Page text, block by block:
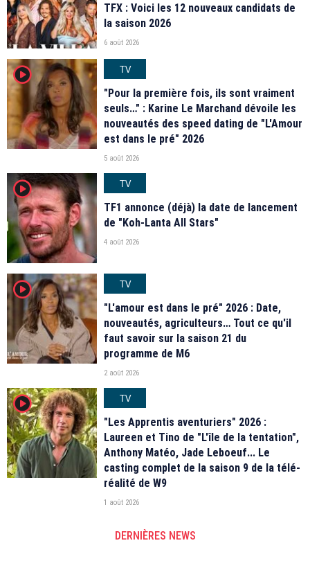
TFX : Voici les 12 nouveaux candidats de
la saison 2026
6 août 2026
player2
TV
"Pour la première fois, ils sont vraiment
seuls…" : Karine Le Marchand dévoile les
nouveautés des speed dating de "L'Amour
est dans le pré" 2026
5 août 2026
player2
TV
TF1 annonce (déjà) la date de lancement
de "Koh-Lanta All Stars"
4 août 2026
player2
TV
"L'amour est dans le pré" 2026 : Date,
nouveautés, agriculteurs… Tout ce qu'il
faut savoir sur la saison 21 du
programme de M6
2 août 2026
player2
TV
"Les Apprentis aventuriers" 2026 :
Laureen et Tino de "L'île de la tentation",
Anthony Matéo, Jade Leboeuf... Le
casting complet de la saison 9 de la télé-
réalité de W9
1 août 2026
DERNIÈRES NEWS